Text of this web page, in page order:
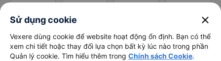
Sử dụng cookie close
Vexere dùng cookie để website hoạt động ổn định. Bạn có thể
xem chi tiết hoặc thay đổi lựa chọn bất kỳ lúc nào trong phần
Quản lý cookie. Tìm hiểu thêm trong Chính sách Cookie.